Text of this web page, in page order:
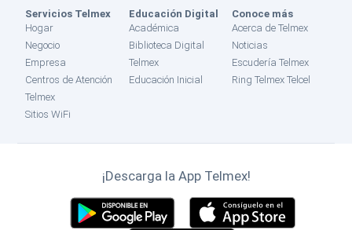
Servicios Telmex
Hogar
Negocio
Empresa
Centros de Atención
Telmex
Sitios WiFi
Educación Digital
Académica
Biblioteca Digital
Telmex
Educación Inicial
Conoce más
Acerca de Telmex
Noticias
Escudería Telmex
Ring Telmex Telcel
¡Descarga la App Telmex!